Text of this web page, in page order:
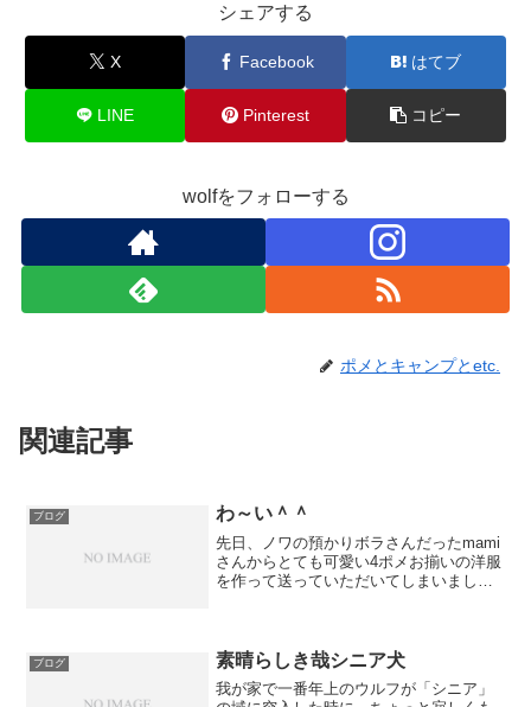
シェアする
X Facebook はてブ
LINE Pinterest コピー
wolfをフォローする
ポメとキャンプとetc.
関連記事
ブログ わ～い＾＾
先日、ノワの預かりボラさんだったmami
さんからとても可愛い4ポメお揃いの洋服
を作って送っていただいてしまいました♪
PM2.5が怖...
ブログ 素晴らしき哉シニア犬
我が家で一番年上のウルフが「シニア」